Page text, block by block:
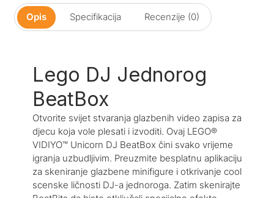
Opis Specifikacija Recenzije (0)
Lego DJ Jednorog
BeatBox
Otvorite svijet stvaranja glazbenih video zapisa za
djecu koja vole plesati i izvoditi. Ovaj LEGO®
VIDIYO™ Unicorn DJ BeatBox čini svako vrijeme
igranja uzbudljivim. Preuzmite besplatnu aplikaciju
za skeniranje glazbene minifigure i otkrivanje cool
scenske ličnosti DJ-a jednoroga. Zatim skenirajte